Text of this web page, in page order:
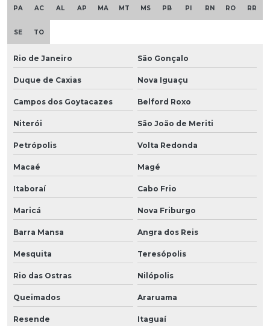
PA AC AL AP MA MT MS PB PI RN RO RR
SE TO
Rio de Janeiro São Gonçalo
Duque de Caxias Nova Iguaçu
Campos dos Goytacazes Belford Roxo
Niterói São João de Meriti
Petrópolis Volta Redonda
Macaé Magé
Itaboraí Cabo Frio
Maricá Nova Friburgo
Barra Mansa Angra dos Reis
Mesquita Teresópolis
Rio das Ostras Nilópolis
Queimados Araruama
Resende Itaguaí